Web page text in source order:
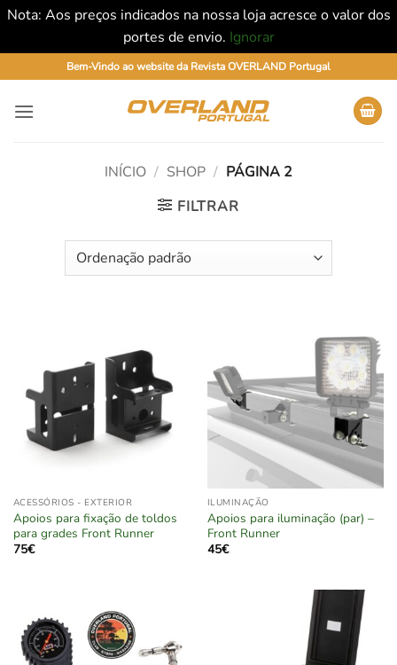
Nota: Aos preços indicados na nossa loja acresce o valor dos
portes de envio. Ignorar
to
content
Bem-Vindo ao website da Revista OVERLAND Portugal
INÍCIO / SHOP / PÁGINA 2
FILTRAR
ACESSÓRIOS - EXTERIOR
Apoios para fixação de toldos
para grades Front Runner
75€
ILUMINAÇÃO
Apoios para iluminação (par) –
Front Runner
45€